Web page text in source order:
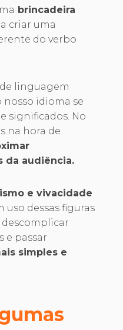
brincadeira
criar uma
do verbo
de linguagem
nosso idioma se
significados. No
na hora de
da audiência.
e vivacidade
uso dessas figuras
e passar
simples e